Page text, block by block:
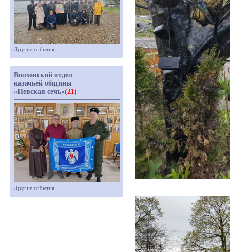
Другие события
Волховский отдел
казачьей общины
«Невская сечь»(21)
Другие события